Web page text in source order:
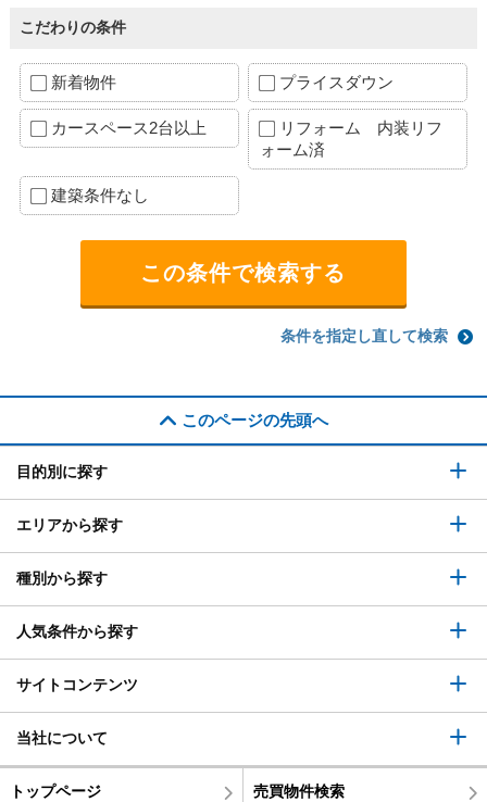
こだわりの条件
新着物件 プライスダウン
カースペース2台以上
リフォーム 内装リフ
ォーム済
建築条件なし
条件を指定し直して検索
このページの先頭へ
目的別に探す
エリアから探す
種別から探す
人気条件から探す
サイトコンテンツ
当社について
トップページ 売買物件検索